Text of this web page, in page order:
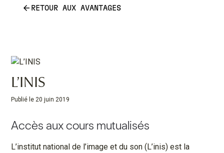
arrow_back RETOUR AUX AVANTAGES
L’INIS
Publié le 20 juin 2019
Accès aux cours mutualisés
L’institut national de l’image et du son (L’inis) est la